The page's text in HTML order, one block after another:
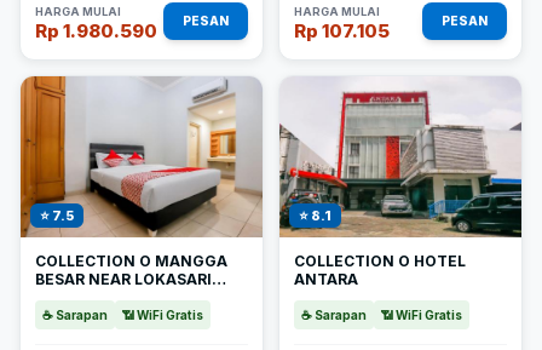
HARGA MULAI
Rp 1.980.590 PESAN
HARGA MULAI
Rp 107.105 PESAN
⭐ 7.5
COLLECTION O MANGGA
BESAR NEAR LOKASARI
RESIDENCE
☕ Sarapan 📶 WiFi Gratis
⭐ 8.1
COLLECTION O HOTEL
ANTARA
☕ Sarapan 📶 WiFi Gratis